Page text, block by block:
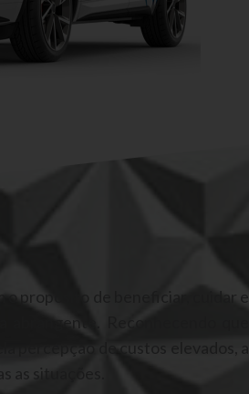
o propósito de beneficiar, cuidar e
Reconhecendo que
as situações.